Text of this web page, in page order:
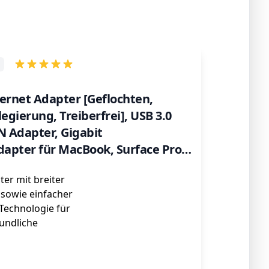
Adapter [Geflochten,
Treiberfrei], USB 3.0
Adapter, Gigabit
für MacBook, Surface Pro,
mit breiter
einfacher
für